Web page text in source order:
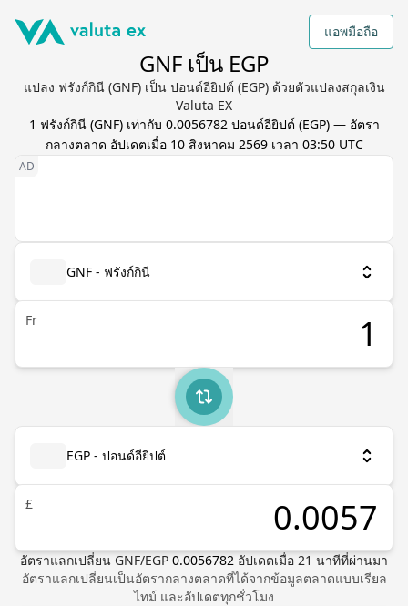
แอพมือถือ
GNF เป็น EGP
แปลง ฟรังก์กินี (GNF) เป็น ปอนด์อียิปต์ (EGP) ด้วยตัวแปลงสกุลเงิน
Valuta EX
1 ฟรังก์กินี(GNF) เท่ากับ 0.0056782 ปอนด์อียิปต์ (EGP) — อัตรา
กลางตลาด อัปเดตเมื่อ 10 สิงหาคม 2569 เวลา 03:50 UTC
GNF - ฟรังก์กินี
Fr
EGP - ปอนด์อียิปต์
£
อัตราแลกเปลี่ยน GNF/EGP 0.0056782 อัปเดตเมื่อ 21 นาทีที่ผ่านมา
อัตราแลกเปลี่ยนเป็นอัตรากลางตลาดที่ได้จากข้อมูลตลาดแบบเรียล
ไทม์ และอัปเดตทุกชั่วโมง